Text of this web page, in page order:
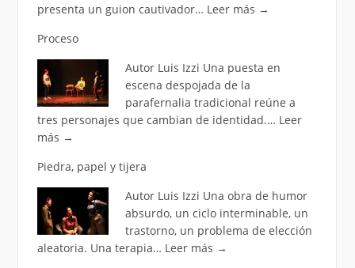
presenta un guion cautivador… Leer más →
Proceso
Autor Luis Izzi Una puesta en
escena despojada de la
parafernalia tradicional reúne a
tres personajes que cambian de identidad.… Leer
más →
Piedra, papel y tijera
Autor Luis Izzi Una obra de humor
absurdo, un ciclo interminable, un
trastorno, un problema de elección
aleatoria. Una terapia… Leer más →